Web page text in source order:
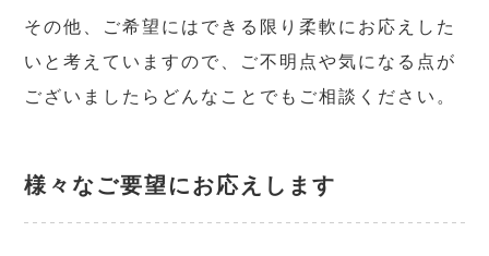
その他、ご希望にはできる限り柔軟にお応えした
いと考えていますので、ご不明点や気になる点が
ございましたらどんなことでもご相談ください。
様々なご要望にお応えします